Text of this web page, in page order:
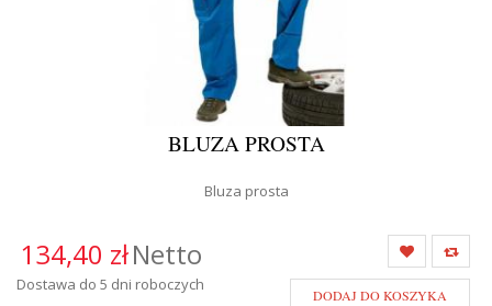
BLUZA PROSTA
Bluza prosta
134,40 złNetto
Dostawa do 5 dni roboczych
DODAJ DO KOSZYKA